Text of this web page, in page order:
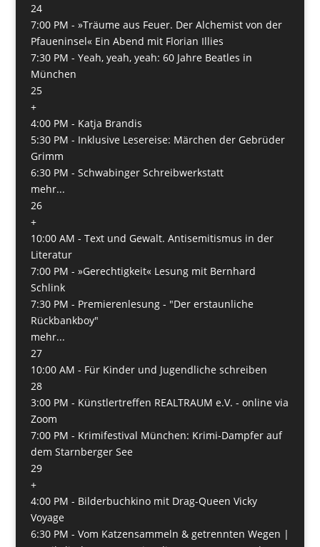
24
7:00 PM - »Träume aus Feuer. Der Alchemist von der
Pfaueninsel« Ein Abend mit Florian Illies
7:30 PM - Yeah, yeah, yeah: 60 Jahre Beatles in
München
25
+
4:00 PM - Katja Brandis
5:30 PM - Inklusive Lesereise: Märchen der Gebrüder
Grimm
6:30 PM - Schwabinger Schreibwerkstatt
mehr...
26
+
10:00 AM - Text und Gewalt. Antisemitismus in der
Literatur
7:00 PM - »Gerechtigkeit« Lesung mit Bernhard
Schlink
7:30 PM - Premierenlesung - "Der erstaunliche
Rückbankboy"
mehr...
27
10:00 AM - Für Kinder und Jugendliche schreiben
28
3:00 PM - Künstlertreffen REALTRAUM e.V. - online via
Zoom
7:00 PM - Krimifestival München: Krimi-Dampfer auf
dem Starnberger See
29
+
4:00 PM - Bilderbuchkino mit Drag-Queen Vicky
Voyage
6:30 PM - Vom Katzensammeln & getrennten Wegen |